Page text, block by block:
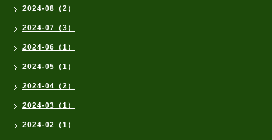
2024-08（2）
2024-07（3）
2024-06（1）
2024-05（1）
2024-04（2）
2024-03（1）
2024-02（1）